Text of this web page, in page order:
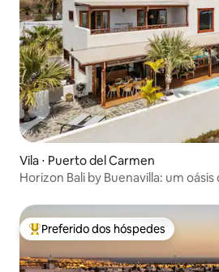
Vila ⋅ Puerto del Carmen
Horizon Bali by Buenavilla: um oásis
Entre os melhores preferidos dos
Preferido dos hóspedes